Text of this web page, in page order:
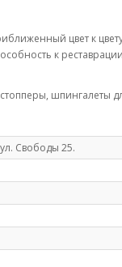
цвет к
к
шпингалеты
Свободы 25.